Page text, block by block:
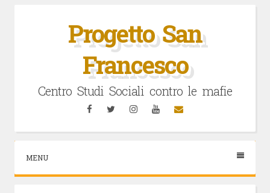
Progetto San
Francesco
Centro Studi Sociali contro le mafie
FacebookTwitterInstagramYouTubeEmail
MENU